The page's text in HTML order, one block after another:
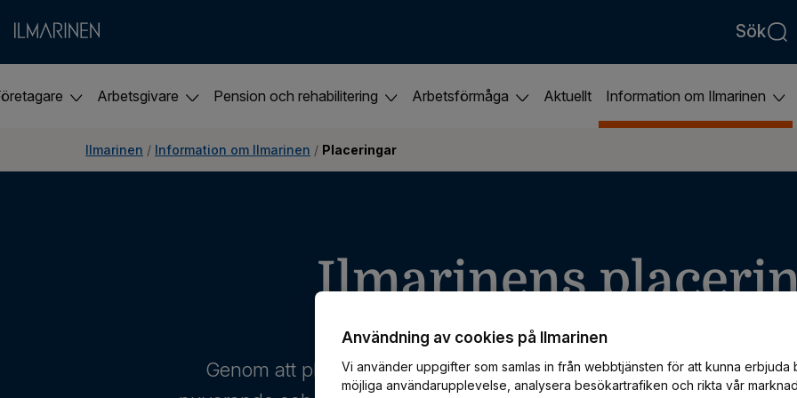
Sök
Arbetsgivare Pension och rehabilitering Arbetsförmåga Aktuellt Information om Ilmarinen
Ilmarinen / Information om Ilmarinen / Placeringar
Ilmarinens
Genom att placera de gemensamma pensionstillgångarna
Användning av cookies på Ilmarinen
Vi använder uppgifter som samlas in från webbtjänsten för att kunna erbjuda
möjliga användarupplevelse, analysera besökartrafiken och rikta vår